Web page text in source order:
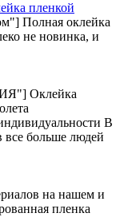
пленкой
Полная оклейка
не новинка, и
Оклейка
В
все больше людей
на нашем и
пленка